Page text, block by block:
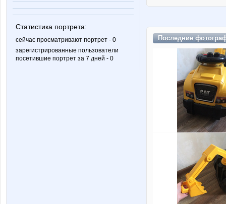
Статистика портрета:
сейчас просматривают портрет - 0
зарегистрированные пользователи
посетившие портрет за 7 дней - 0
Последние